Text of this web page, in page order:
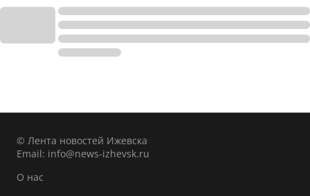
© Лента новостей Ижевска
Email: info@news-izhevsk.ru
О нас